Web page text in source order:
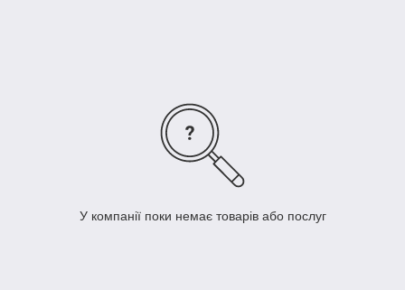
У компанії поки немає товарів або послуг